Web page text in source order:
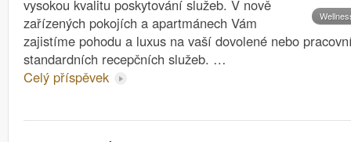
vysokou kvalitu poskytování služeb. V nově
zařízených pokojích a apartmánech Vám
zajistíme pohodu a luxus na vaší dovolené nebo
standardních recepčních služeb. …
Celý příspěvek